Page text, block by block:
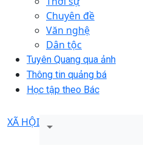
Chuyên đề
Văn nghệ
Dân tộc
Tuyên Quang qua ảnh
Thông tin quảng bá
Học tập theo Bác
XÃ HỘI